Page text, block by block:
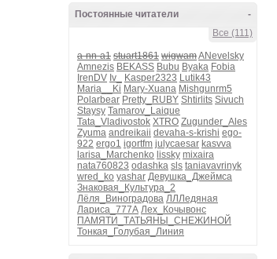
-
Постоянные читатели
Все (111)
a-nn-a1 stuart1861 wigwamANevelsky
Amnezis BEKASS Bubu Byaka Fobia
IrenDV Iv_ Kasper2323 Lutik43
Maria__Ki Mary-Xuana Mishgunrm5
Polarbear Pretty_RUBY Shtirlits Sivuch
Staysy Tamarov_Laique
Tata_Vladivostok XTRO Zugunder_Ales
Zyuma andreikaii devaha-s-krishi ego-
922 ergo1 igortfm julycaesar kasvva
larisa_Marchenko lissky mixaira
nata760823 odashka sls taniavavrinyk
wred_ko yashar Девушка_Джеймса
Знаковая_Культура_2
Лёля_Виноградова ЛЛЛедяная
Лариса_777А Лех_Кочывонс
ПАМЯТИ_ТАТЬЯНЫ_СНЕЖИНОЙ
Тонкая_Голубая_Линия